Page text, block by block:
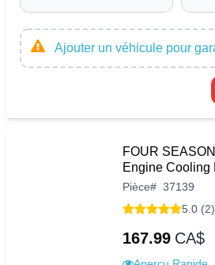
Ajouter un véhicule pour
FOUR
Engine Cooling
Pièce# 37139
5.0 (2)
167.99 CA$